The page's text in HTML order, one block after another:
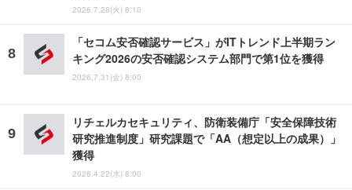
2026.7.28(火) 8:10
「セコム安否確認サービス」がITトレンド上半期ラン
キング2026の安否確認システム部門で第1位を獲得
2026.7.31(金) 8:00
リチェルカセキュリティ、防衛装備庁「安全保障技術
研究推進制度」研究課題で「AA（想定以上の成果）」
獲得
2026.4.22(水) 8:00